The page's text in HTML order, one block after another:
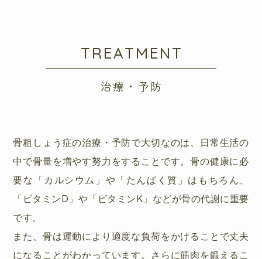
TREATMENT
治療・予防
骨粗しょう症の治療・予防で大切なのは、日常生活の
中で骨量を増やす努力をすることです。骨の健康に必
要な「カルシウム」や「たんぱく質」はもちろん、
「ビタミンD」や「ビタミンK」などが骨の代謝に重要
です。
また、骨は運動により適度な負荷をかけることで丈夫
になることがわかっています。さらに筋肉を鍛えるこ